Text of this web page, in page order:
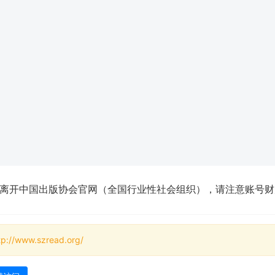
开中国出版协会官网（全国行业性社会组织），请注意账号
www.szread.org/